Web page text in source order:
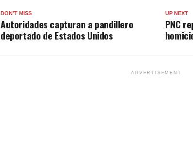
UP NEXT
PNC
DON'T MISS
Autoridades capturan a pandillero
deportado de Estados Unidos
ADVERTISEMENT